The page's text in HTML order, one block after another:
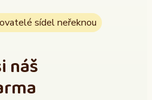
sídel neřeknou
náš